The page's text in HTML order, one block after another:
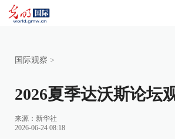
国际观察 >
2026夏季达沃斯论坛
来源： 新华社
2026-06-24 08:18